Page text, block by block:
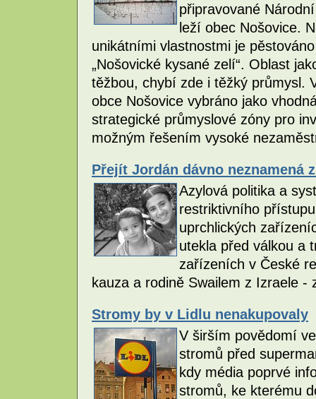
připravované
leží obec Nošovice.
unikátními vlastnostmi je
„Nošovické kysané zelí“. Oblast
těžbou, chybí zde i těžký průmysl.
obce Nošovice vybráno jako
strategické průmyslové zóny pro
možným řešením vysoké
Přejít Jordán dávno neznamená
Azylová politika a
restriktivního
uprchlických
utekla před válkou a
zařízeních v České
kauza a rodině Swailem z Izraele
Stromy by v Lidlu nenakupovaly
V širším povědomí
stromů před
kdy média poprvé
stromů, ke kterému